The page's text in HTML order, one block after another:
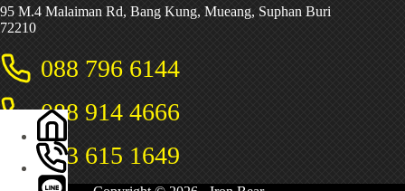
95 M.4 Malaiman Rd, Bang Kung, Mueang, Suphan Buri
72210
088 796 6144
088 914 4666
063 615 1649